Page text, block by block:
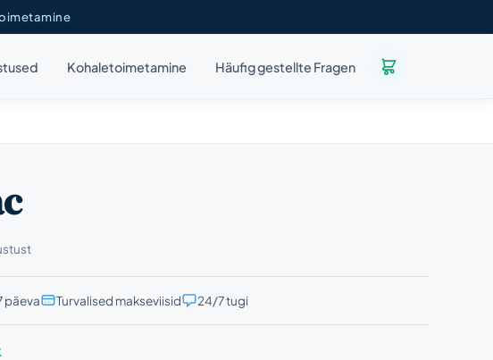
Kohaletoimetamine Häufig gestellte Fragen
päeva Turvalised makseviisid 24/7 tugi